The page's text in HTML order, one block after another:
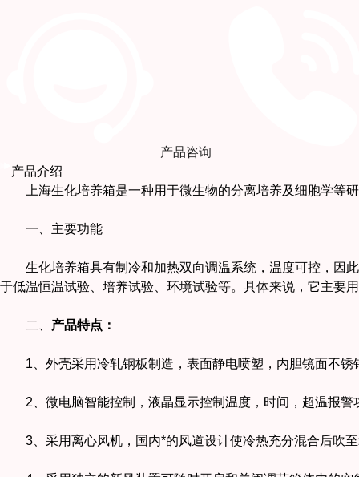
产品咨询
产品介绍
上海生化培养箱是一种用于微生物的分离培养及细胞学等
一、主要功能
生化培养箱具有制冷和加热双向调温系统，温度可控，因此
于低温恒温试验、培养试验、环境试验等。具体来说，它主要
二、 产品特点：
1、外壳采用冷轧钢板制造，表面静电喷塑，内胆镜面不锈
2、微电脑智能控制，液晶显示控制温度，时间，超温报警
3、采用离心风机，国内*的风道设计使冷热充分混合后吹至